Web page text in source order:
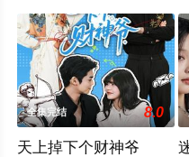
。
全集完结 8.0
天上掉下个财神爷